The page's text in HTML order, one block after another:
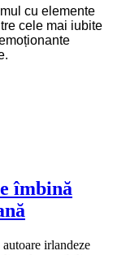
cu elemente
cele mai iubite
îmbină
irlandeze